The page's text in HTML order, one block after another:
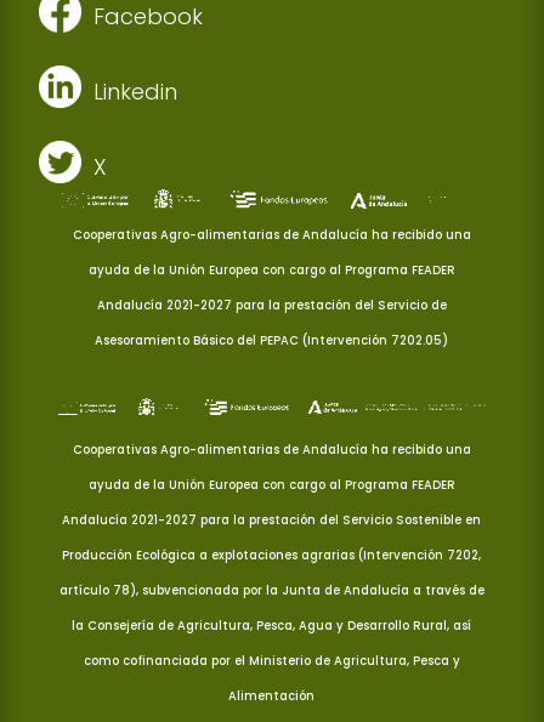
Facebook
Linkedin
X
Cooperativas Agro-alimentarias de Andalucía ha recibido una
ayuda de la Unión Europea con cargo al Programa FEADER
Andalucía 2021-2027 para la prestación del Servicio de
Asesoramiento Básico del PEPAC (Intervención 7202.05)
Cooperativas Agro-alimentarias de Andalucía ha recibido una
ayuda de la Unión Europea con cargo al Programa FEADER
Andalucía 2021-2027 para la prestación del Servicio Sostenible en
Producción Ecológica a explotaciones agrarias (Intervención 7202,
artículo 78), subvencionada por la Junta de Andalucía a través de
la Consejería de Agricultura, Pesca, Agua y Desarrollo Rural, así
como cofinanciada por el Ministerio de Agricultura, Pesca y
Alimentación